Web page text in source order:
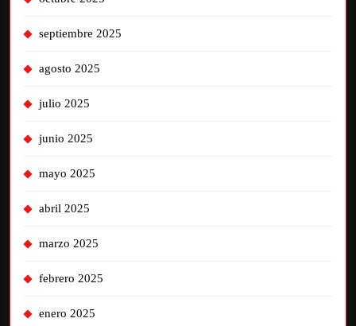
septiembre 2025
agosto 2025
julio 2025
junio 2025
mayo 2025
abril 2025
marzo 2025
febrero 2025
enero 2025